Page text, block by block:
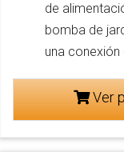
de
bomba de
una
Ver